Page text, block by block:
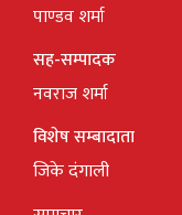
पाण्डव शर्मा
सह-सम्पादक
नवराज शर्मा
विशेष सम्बादाता
जिके दंगाली